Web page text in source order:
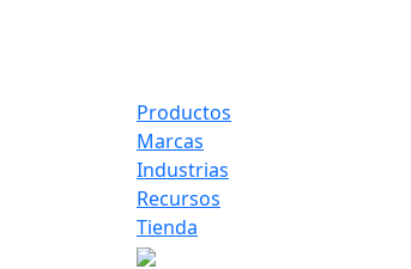
Productos
Marcas
Industrias
Recursos
Tienda